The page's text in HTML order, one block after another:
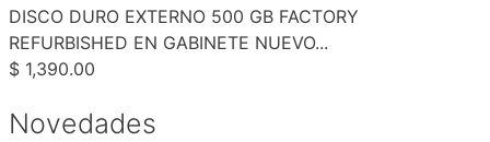
DISCO DURO EXTERNO 500 GB FACTORY
REFURBISHED EN GABINETE NUEVO...
$ 1,390.00
Novedades